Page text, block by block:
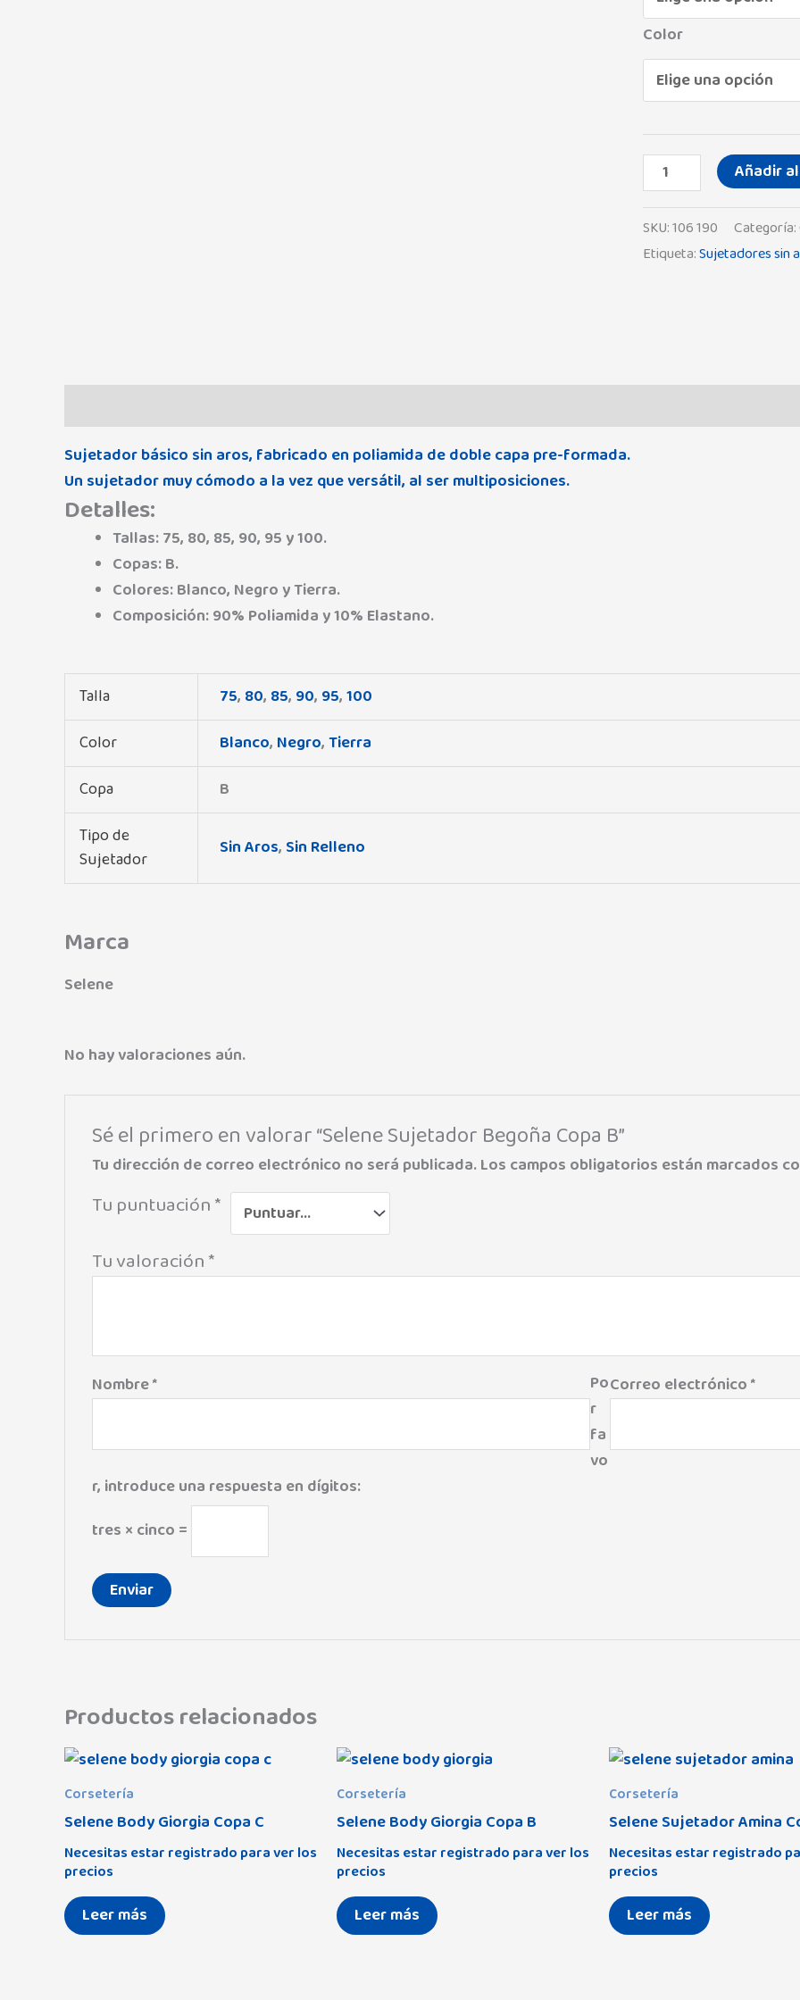
Color
Añadir
SKU:106 190 Categoría:
Etiqueta:Sujetadores sin
Sujetador básico sin aros, fabricado en poliamida de doble capa pre-formada.
Un sujetador muy cómodo a la vez que versátil, al ser multiposiciones.
Detalles:
Tallas: 75, 80, 85, 90, 95 y 100.
Copas: B.
Colores: Blanco, Negro y Tierra.
Composición: 90% Poliamida y 10% Elastano.
Talla 75, 80, 85, 90, 95,100
Color
Blanco, Negro,Tierra
Copa
B
Tipo de
Sujetador
Sin Aros, Sin Relleno
Marca
Selene
No hay valoraciones aún.
Sé el primero en valorar “Selene Sujetador Begoña Copa B”
Tu dirección de correo electrónico no será publicada.Los campos obligatorios están marcados
Tu puntuación*
Tu valoración*
Nombre* Correo electrónico*
Po
r
fa
vo
r, introduce una respuesta en dígitos:
tres × cinco =
Productos relacionados
Corsetería
Selene Body Giorgia Copa C
Necesitas estar registrado para ver los
precios
Leer más
Corsetería
Selene Body Giorgia Copa B
Necesitas estar registrado para ver los
precios
Leer más
Corsetería
Selene Sujetador Amina
Necesitas estar registrado
precios
Leer más